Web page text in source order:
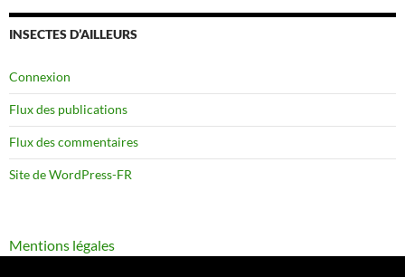
INSECTES D’AILLEURS
Connexion
Flux des publications
Flux des commentaires
Site de WordPress-FR
Mentions légales